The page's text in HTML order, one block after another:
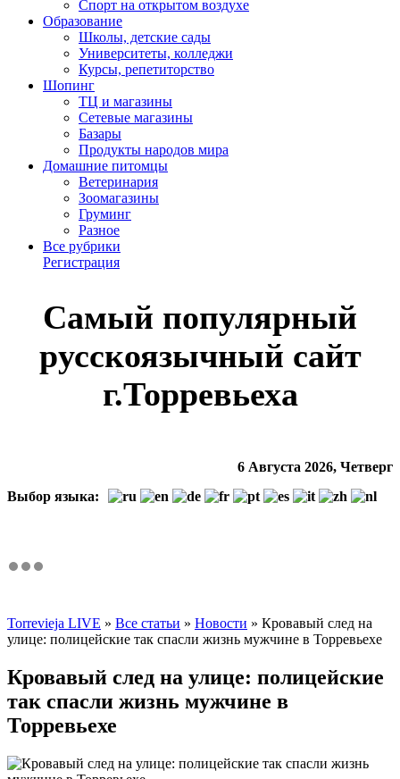
Спорт на открытом воздухе
Образование
Школы, детские сады
Университеты, колледжи
Курсы, репетиторство
Шопинг
ТЦ и магазины
Сетевые магазины
Базары
Продукты народов мира
Домашние питомцы
Ветеринария
Зоомагазины
Груминг
Разное
Все рубрики
Регистрация
Cамый популярный
русскоязычный сайт
г.Торревьеха
6 Августа 2026, Четверг
Выбор языка:
Torrevieja LIVE » Все статьи » Новости » Кровавый след на
улице: полицейские так спасли жизнь мужчине в Торревьехе
Кровавый след на улице: полицейские
так спасли жизнь мужчине в
Торревьехе